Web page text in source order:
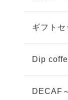
ギフトセ
Dip
DECAF